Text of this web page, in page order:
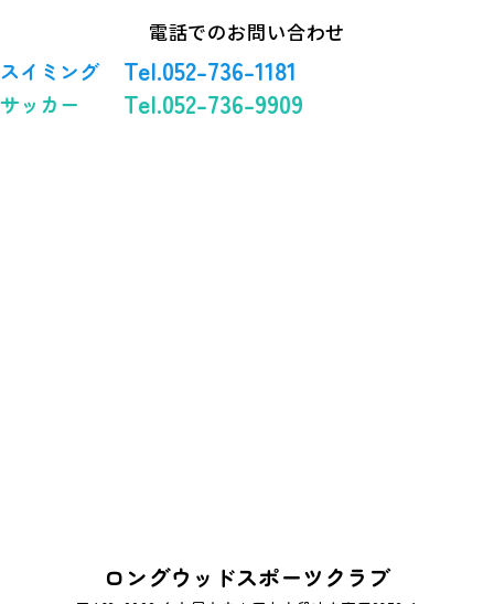
電話でのお問い合わせ
スイミング Tel.052-736-1181
サッカー Tel.052-736-9909
ロングウッドスポーツクラブ